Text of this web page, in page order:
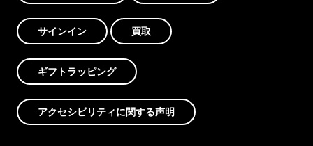
サインイン 買取
ギフトラッピング
アクセシビリティに関する声明